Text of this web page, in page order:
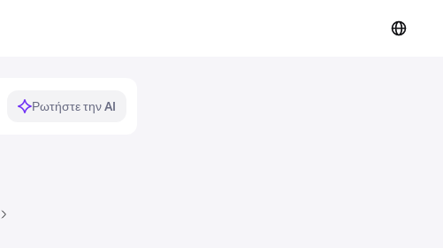
Ρωτήστε την AI